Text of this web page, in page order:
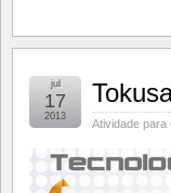
Atividade para
jul
17
2013